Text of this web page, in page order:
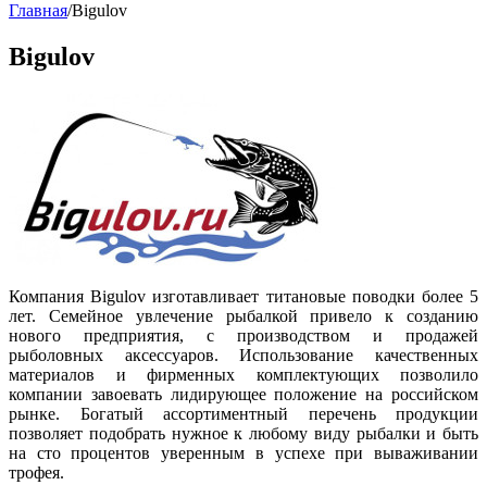
Главная/Bigulov
Bigulov
Компания Bigulov изготавливает титановые поводки более 5
лет. Семейное увлечение рыбалкой привело к созданию
нового предприятия, с производством и продажей
рыболовных аксессуаров. Использование качественных
материалов и фирменных комплектующих позволило
компании завоевать лидирующее положение на российском
рынке. Богатый ассортиментный перечень продукции
позволяет подобрать нужное к любому виду рыбалки и быть
на сто процентов уверенным в успехе при вываживании
трофея.